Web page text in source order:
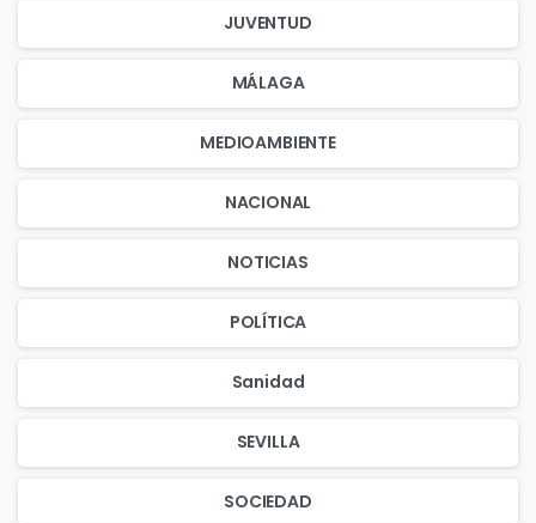
JUVENTUD
MÁLAGA
MEDIOAMBIENTE
NACIONAL
NOTICIAS
POLÍTICA
Sanidad
SEVILLA
SOCIEDAD